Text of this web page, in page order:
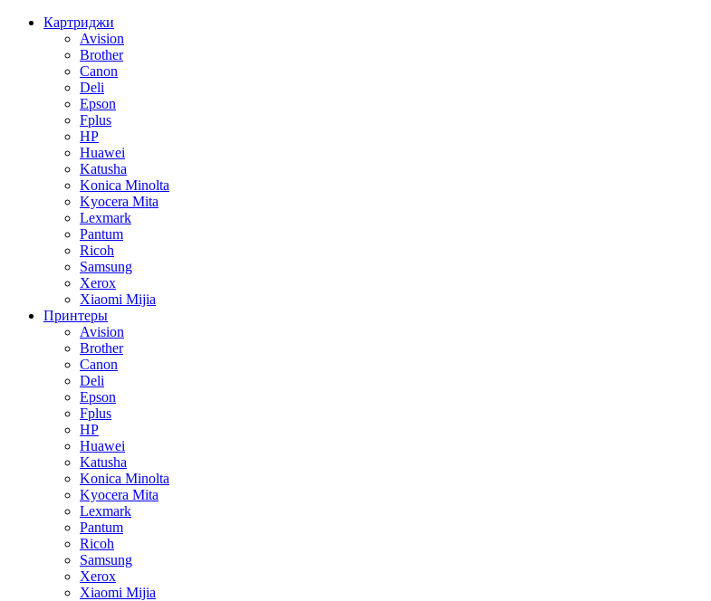
Картриджи
Avision
Brother
Canon
Deli
Epson
Fplus
HP
Huawei
Katusha
Konica Minolta
Kyocera Mita
Lexmark
Pantum
Ricoh
Samsung
Xerox
Xiaomi Mijia
Принтеры
Avision
Brother
Canon
Deli
Epson
Fplus
HP
Huawei
Katusha
Konica Minolta
Kyocera Mita
Lexmark
Pantum
Ricoh
Samsung
Xerox
Xiaomi Mijia